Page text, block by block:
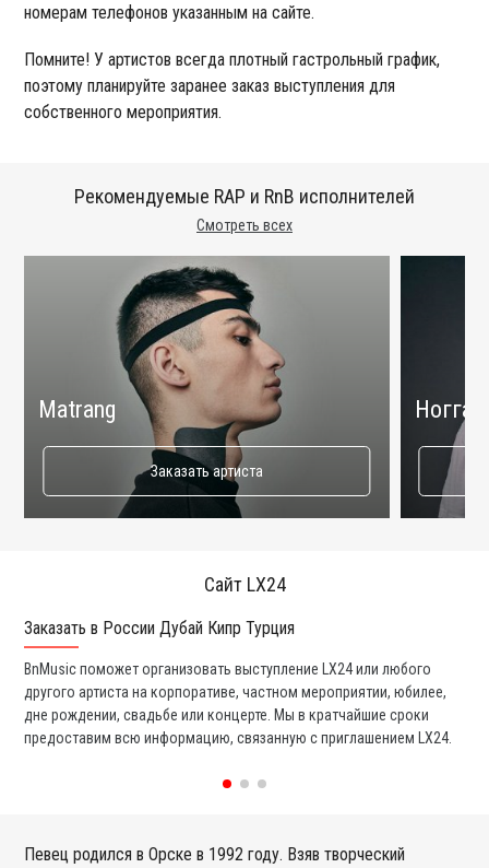
номерам телефонов указанным на сайте.
Помните! У артистов всегда плотный гастрольный график,
поэтому планируйте заранее заказ выступления для
собственного мероприятия.
Смотреть всех
Рекомендуемые RAP и RnB исполнителей
Matrang
Заказать артиста
Сайт LX24
Заказать в России Дубай Кипр Турция
BnMusic поможет организовать выступление LX24 или любого
другого артиста на корпоративе, частном мероприятии, юбилее,
дне рождении, свадьбе или концерте. Мы в кратчайшие сроки
предоставим всю информацию, связанную с приглашением LX24.
Певец родился в Орске в 1992 году. Взяв творческий